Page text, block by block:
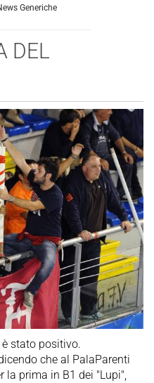
Generiche
DEL
stato positivo.
che al PalaParenti
la prima in B1 dei "Lupi",